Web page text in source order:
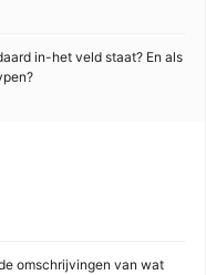
in-het veld staat? En als
omschrijvingen van wat